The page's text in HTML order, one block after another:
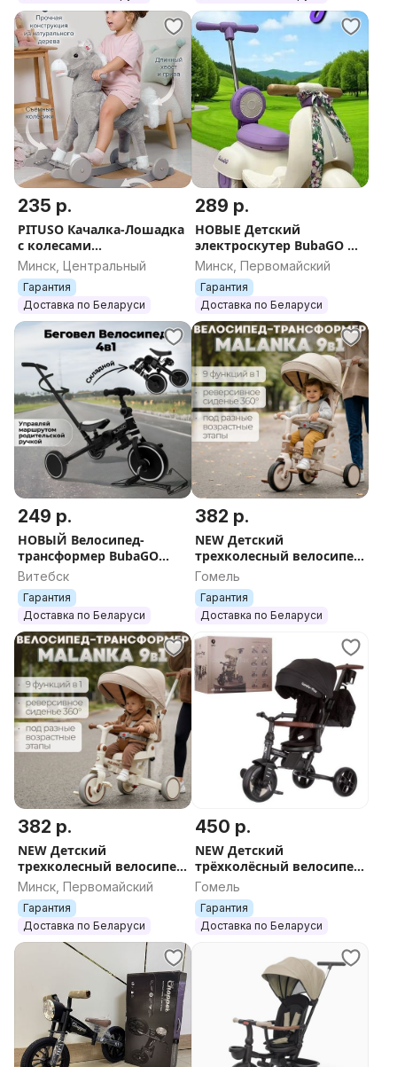
235 р.
PITUSO Качалка-Лошадка
с колесами
мягконаб.,муз.,Серый с
белым, 74*30*64см +
Бесплатная отправка
Минск, Центральный
Гарантия
Доставка по Беларуси
289 р.
НОВЫЕ Детский
электроскутер BubaGO BG
165 Bicly
Минск, Первомайский
Гарантия
Доставка по Беларуси
249 р.
НОВЫЙ Велосипед-
трансформер BubaGO
Flint + ОТПРАВКА по РБ
Витебск
Гарантия
Доставка по Беларуси
382 р.
NEW Детский
трехколесный велосипед
беговел 9 в 1 BubaGO BG
211 Malanka Коричневый
Гомель
Гарантия
Доставка по Беларуси
382 р.
NEW Детский
трехколесный велосипед
беговел 9 в 1 BubaGO BG
211 Malanka Бежевый
Минск, Первомайский
Гарантия
Доставка по Беларуси
450 р.
NEW Детский
трёхколёсный велосипед
с ручкой QPlay Comfo-
Max Comfor1 + ДОСТАВКА
Гомель
Гарантия
Доставка по Беларуси